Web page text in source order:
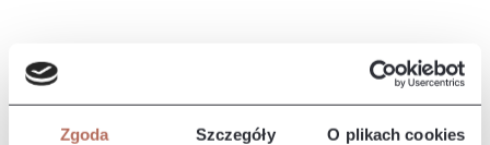
Zgoda Szczegóły O plikach cookies
Opis i wymiary
Kanapa Quatro II z modułu 3ER. Kanapa Quatro II to
nowoczesny, elegancki mebel o miękkim i przytulnym